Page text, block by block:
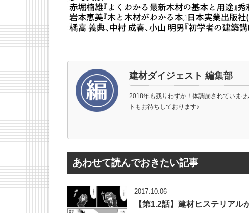
建材ダイジェスト 編集部
2018年も残りわずか！体調崩されていま
トもお待ちしております♪
あわせて読んでおきたい記事
2017.10.06
【第1.2話】建材ヒステリアル